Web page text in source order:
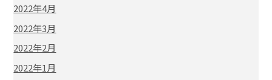
2022年4月
2022年3月
2022年2月
2022年1月